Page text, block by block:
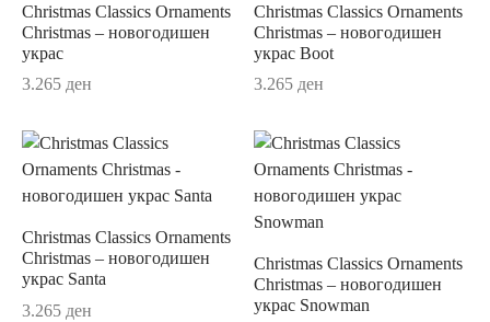
Christmas Classics Ornaments
Christmas – новогодишен
украс
3.265 ден
Christmas Classics Ornaments
Christmas – новогодишен
украс Boot
3.265 ден
Christmas Classics Ornaments
Christmas – новогодишен
украс Santa
3.265 ден
Christmas Classics Ornaments
Christmas – новогодишен
украс Snowman
крпи и пешкири
и навлаки за перница
Coloured
Septfontaines
Spring
Accessories